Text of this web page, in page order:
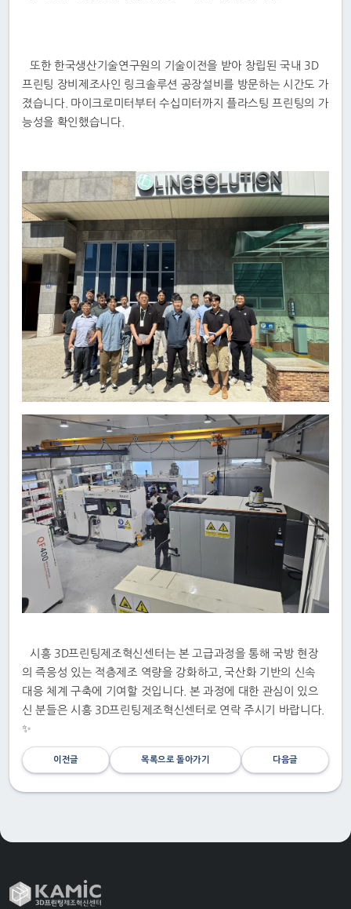
또한 한국생산기술연구원의 기술이전을 받아 창립된 국내 3D
프린팅 장비제조사인 링크솔루션 공장설비를 방문하는 시간도 가
졌습니다. 마이크로미터부터 수십미터까지 플라스팅 프린팅의 가
능성을 확인했습니다.
시흥 3D프린팅제조혁신센터는 본 고급과정을 통해 국방 현장
의 즉응성 있는 적층제조 역량을 강화하고, 국산화 기반의 신속
대응 체계 구축에 기여할 것입니다. 본 과정에 대한 관심이 있으
신 분들은 시흥 3D프린팅제조혁신센터로 연락 주시기 바랍니다.
✨
이전글 목록으로 돌아가기 다음글